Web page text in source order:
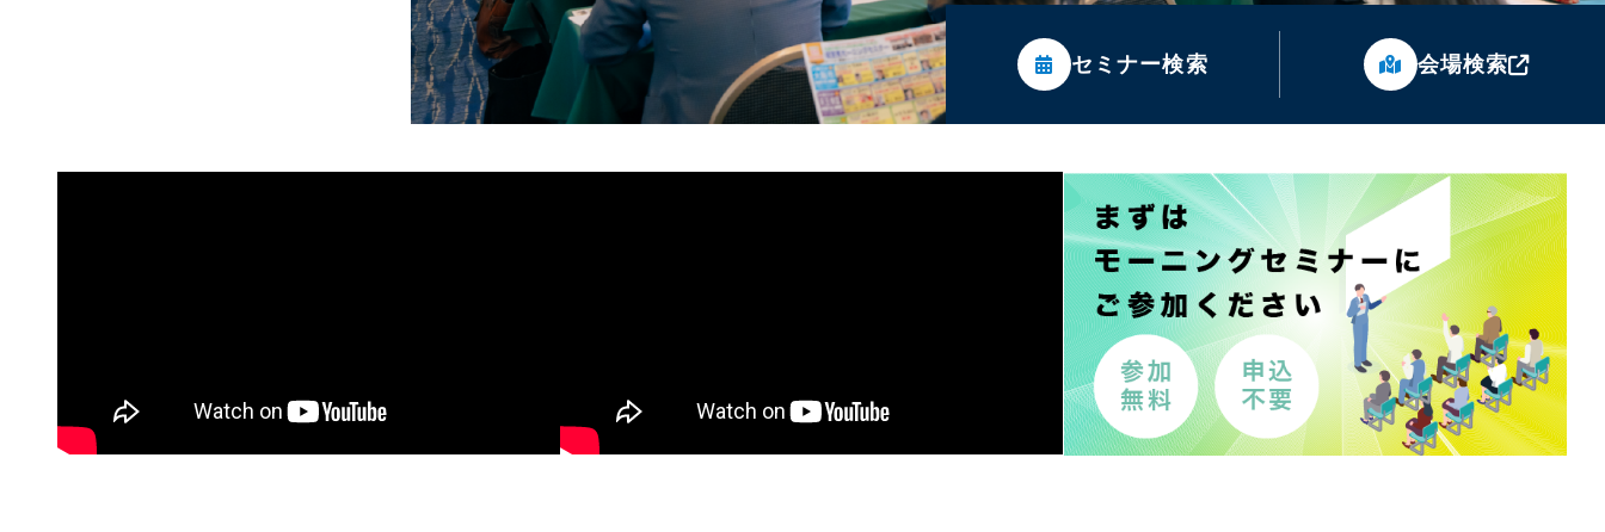
セミナー検索 会場検索